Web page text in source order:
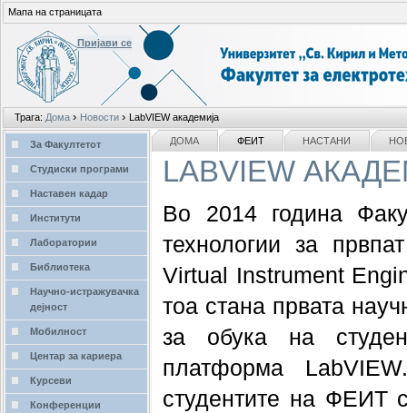
Лични
алати
Пријави се
Трага: Дома › Новости › LabVIEW академија
Мапа на страницата
делови
ДОМА ФЕИТ НАСТАНИ
LABVIEW
Во 2014 година
технологии за
Virtual Instrument
тоа стана првата
за обука на
платформа
студентите на ФЕИТ
NAVIGATION
За Факултетот
Студиски програми
Наставен кадар
Институти
Лаборатории
Библиотека
Научно-истражувачка
дејност
Мобилност
Центар за кариера
Курсеви
Конференции